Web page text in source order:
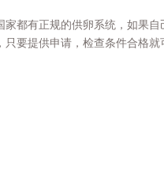
家都有正规的供卵系统，如果
只要提供申请，检查条件合格就